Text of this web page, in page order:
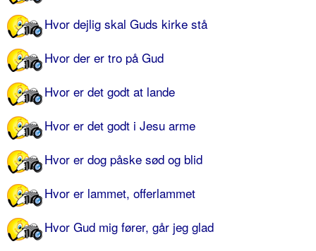
Hvor dejlig skal Guds kirke stå
Hvor der er tro på Gud
Hvor er det godt at lande
Hvor er det godt i Jesu arme
Hvor er dog påske sød og blid
Hvor er lammet, offerlammet
Hvor Gud mig fører, går jeg glad